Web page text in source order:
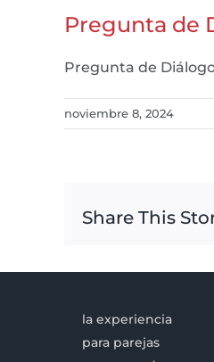
Pregunta de
Pregunta de
noviembre 8, 2024
Share This
la experiencia
para parejas